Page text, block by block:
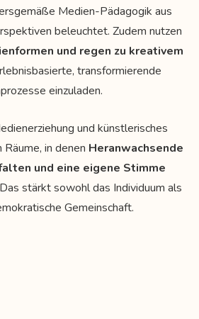
Medien-Pädagogik aus
beleuchtet. Zudem nutzen
und regen zu kreativem
transformierende
einzuladen.
und künstlerisches
in denen Heranwachsende
und eine eigene Stimme
stärkt sowohl das Individuum als
Gemeinschaft.